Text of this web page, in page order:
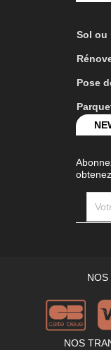
Sol ou
Pose
NOS
NOS